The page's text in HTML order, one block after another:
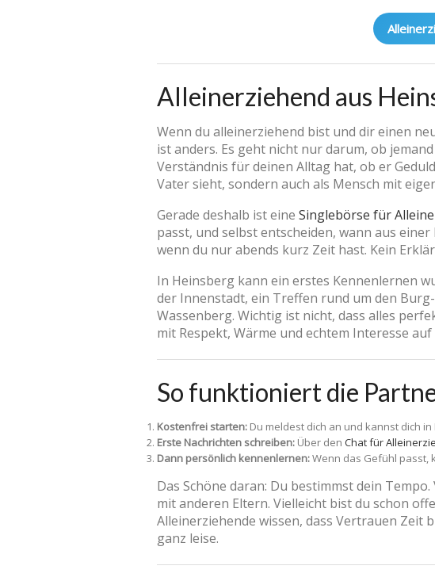
Alleinerziehend aus
Wenn du alleinerziehend bist und dir einen
ist anders. Es geht nicht nur darum, ob
Verständnis für deinen Alltag hat, ob er
Vater sieht, sondern auch als Mensch mit
Gerade deshalb ist eine Singlebörse für
passt, und selbst entscheiden, wann aus
wenn du nur abends kurz Zeit hast. Kein
In Heinsberg kann ein erstes Kennenlernen
der Innenstadt, ein Treffen rund um den
Wassenberg. Wichtig ist nicht, dass alles
mit Respekt, Wärme und echtem Interesse
So funktioniert die
Kostenfrei starten: Du meldest dich an und kannst dich
Erste Nachrichten schreiben: Über den Chat für
Dann persönlich kennenlernen:Wenn das Gefühl passt,
Das Schöne daran: Du bestimmst dein
mit anderen Eltern. Vielleicht bist du schon
Alleinerziehende wissen, dass Vertrauen
ganz leise.